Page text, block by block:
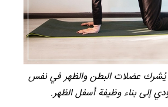
يُشرك عضلات البطن والظهر في نفس
إلى بناء وظيفة أسفل الظهر.